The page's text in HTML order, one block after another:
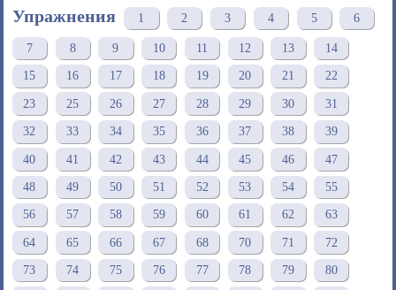
Упражнения 1 2 3 4 5 6
7 8 9 10 11 12 13 14
15 16 17 18 19 20 21 22
23 25 26 27 28 29 30 31
32 33 34 35 36 37 38 39
40 41 42 43 44 45 46 47
48 49 50 51 52 53 54 55
56 57 58 59 60 61 62 63
64 65 66 67 68 70 71 72
73 74 75 76 77 78 79 80